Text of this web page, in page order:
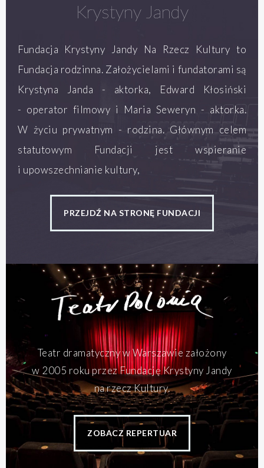
Krystyny Jandy
Fundacja Krystyny Jandy Na Rzecz Kultury to
Fundacja rodzinna. Założycielami i fundatorami są
Krystyna Janda - aktorka, Edward Kłosiński
- operator filmowy i Maria Seweryn - aktorka.
W życiu prywatnym - rodzina. Głównym celem
statutowym Fundacji jest wspieranie
i upowszechnianie kultury,
PRZEJDŹ NA STRONĘ FUNDACJI
Teatr dramatyczny w Warszawie założony
w 2005 roku przez Fundację Krystyny Jandy
na rzecz Kultury.
ZOBACZ REPERTUAR